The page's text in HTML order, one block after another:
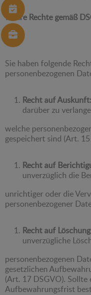
9. Ihre Rechte gemäß
Sie haben folgende
personenbezogenen
Recht auf Auskunft:
darüber zu
welche
gespeichert sind (Art.
Recht auf
unverzüglich die
unrichtiger oder die
personenbezogener
Recht auf
unverzügliche
personenbezogenen
gesetzlichen
(Art. 17 DSGVO). Sollte
Aufbewahrungsfrist